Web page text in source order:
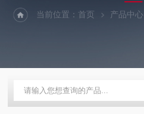
当前位置：首页 产品中心